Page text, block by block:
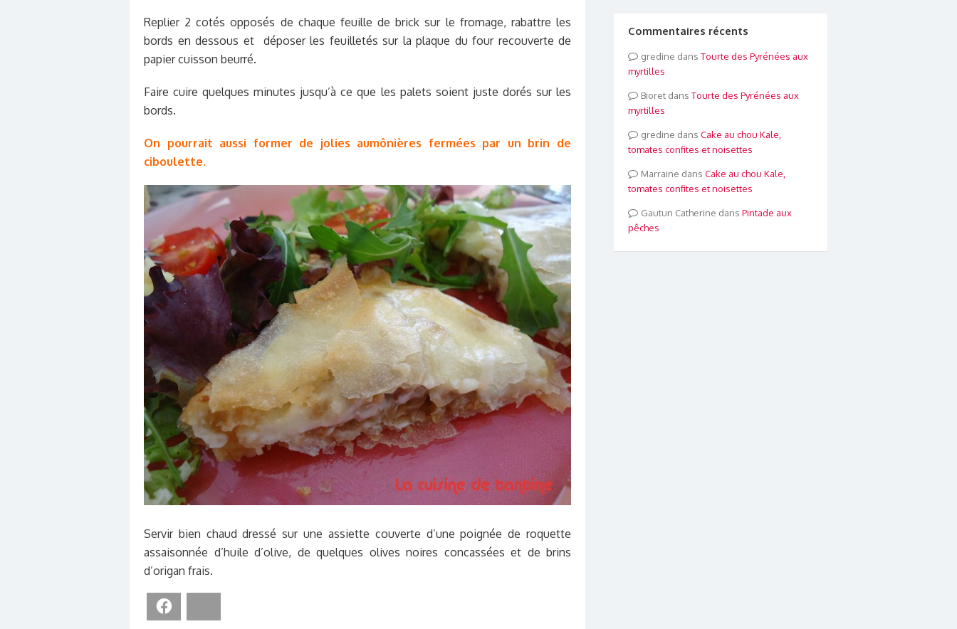
Replier 2 cotés opposés de chaque feuille de brick sur le fromage, rabattre les
bords en dessous et déposer les feuilletés sur la plaque du four recouverte de
papier cuisson beurré.
Faire cuire quelques minutes jusqu’à ce que les palets soient juste dorés sur les
bords.
On pourrait aussi former de jolies aumônières fermées par un brin de
ciboulette.
Servir bien chaud dressé sur une assiette couverte d’une poignée de roquette
assaisonnée d’huile d’olive, de quelques olives noires concassées et de brins
d’origan frais.
Commentaires récents
gredine dans Tourte des Pyrénées aux
myrtilles
Bioretdans Tourte des Pyrénées aux
myrtilles
gredine dans Cake au chou Kale,
tomates confites et noisettes
Marraine dans Cake au chou Kale,
tomates confites et noisettes
Gautun Catherine dans Pintade aux
pêches